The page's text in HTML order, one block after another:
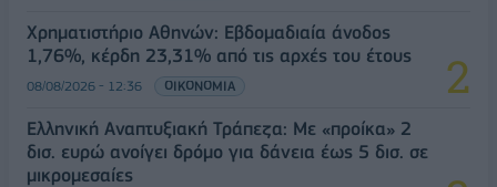
Χρηματιστήριο Αθηνών: Εβδομαδιαία άνοδος
1,76%, κέρδη 23,31% από τις αρχές του έτους
08/08/2026 - 12:36 ΟΙΚΟΝΟΜΙΑ
Ελληνική Αναπτυξιακή Τράπεζα: Με «προίκα» 2
δισ. ευρώ ανοίγει δρόμο για δάνεια έως 5 δισ. σε
μικρομεσαίες